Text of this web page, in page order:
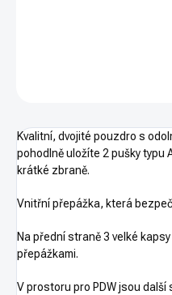
Kvalitní, dvojité pouzdro s
pohodlně uložíte 2 pušky typu
krátké zbraně.
Vnitřní přepážka, která
Na přední straně 3 velké
přepážkami.
V prostoru pro PDW jsou